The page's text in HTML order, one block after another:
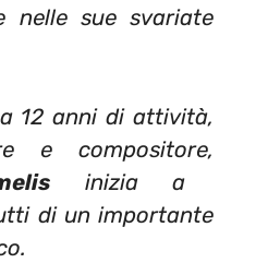
nelle sue svariate
12 anni di attività,
e compositore,
inizia a
di un importante